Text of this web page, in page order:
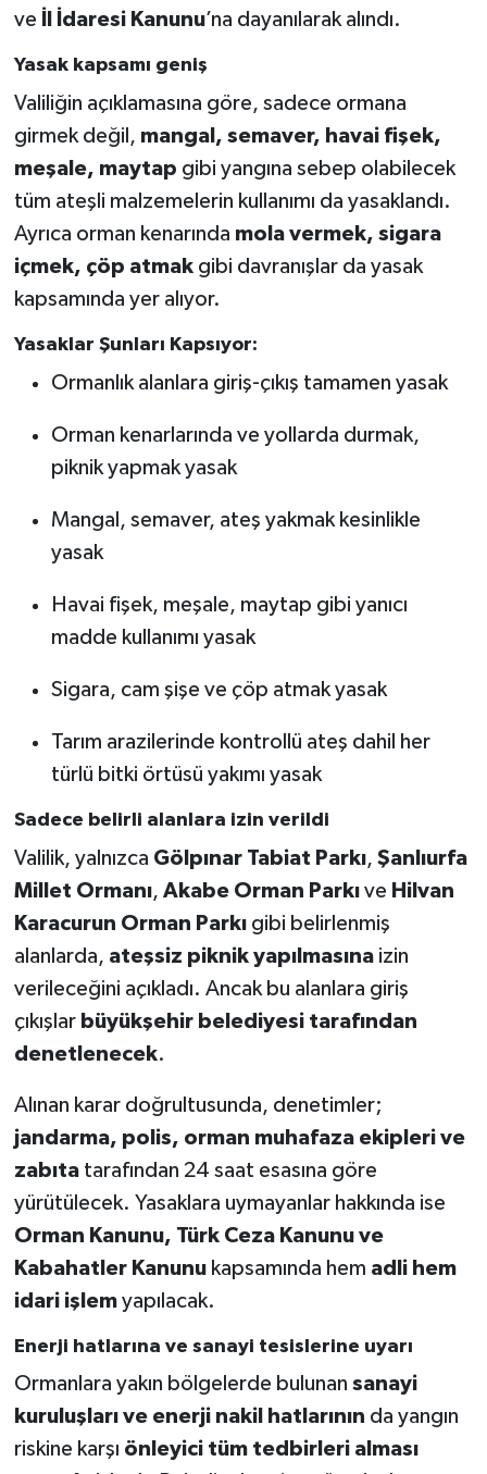
ve
İl İdaresi Kanunu’na dayanılarak alındı.
Yasak kapsamı geniş
Valiliğin açıklamasına göre, sadece ormana
girmek değil, mangal, semaver, havai fişek,
meşale, maytap gibi yangına sebep olabilecek
tüm ateşli malzemelerin kullanımı da yasaklandı.
Ayrıca orman kenarında mola vermek, sigara
içmek, çöp atmakgibi davranışlar da yasak
kapsamında yer alıyor.
Yasaklar Şunları Kapsıyor:
Ormanlık alanlara giriş-çıkış tamamen yasak
Orman kenarlarında ve yollarda durmak,
piknik yapmak yasak
Mangal, semaver, ateş yakmak kesinlikle
yasak
Havai fişek, meşale, maytap gibi yanıcı
madde kullanımı yasak
Sigara, cam şişe ve çöp atmak yasak
Tarım arazilerinde kontrollü ateş dahil her
türlü bitki örtüsü yakımı yasak
Sadece belirli alanlara izin verildi
Valilik, yalnızca Gölpınar Tabiat Parkı, Şanlıurfa
Millet Ormanı, Akabe Orman Parkıve Hilvan
Karacurun Orman Parkıgibi belirlenmiş
alanlarda, ateşsiz piknik yapılmasınaizin
verileceğini açıkladı. Ancak bu alanlara giriş
çıkışlar büyükşehir belediyesi tarafından
denetlenecek.
Alınan karar doğrultusunda, denetimler;
jandarma, polis, orman muhafaza ekipleri ve
zabıtatarafından 24 saat esasına göre
yürütülecek. Yasaklara uymayanlar hakkında ise
Orman Kanunu, Türk Ceza Kanunu ve
Kabahatler Kanunukapsamında hem adli hem
idari işlemyapılacak.
Enerji hatlarına ve sanayi tesislerine uyarı
Ormanlara yakın bölgelerde bulunan sanayi
kuruluşları ve enerji nakil hatlarının da yangın
riskine karşı önleyici tüm tedbirleri alması